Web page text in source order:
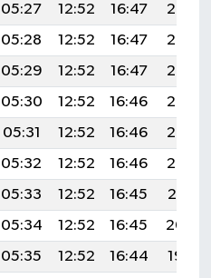
05:27 12:52 16:47
20:08
05:28 12:52 16:47
20:07
05:29 12:52 16:47
20:06
05:30 12:52 16:46
20:05
05:31 12:52 16:46
20:03
05:32 12:52 16:46
20:02
05:33 12:52 16:45
20:01
05:34 12:52 16:45
20:00
05:35 12:52 16:44
19:59